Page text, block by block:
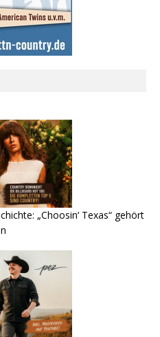
„Choosin‘ Texas“ gehört